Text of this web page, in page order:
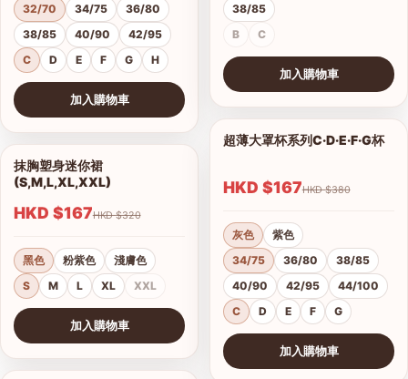
32/70
34/75
36/80
38/85
40/90
42/95
C
D E F G H
加入購物車
查看圖片
抹胸塑身迷你裙
(S,M,L,XL,XXL)
HKD $167 HKD $320
黑色 粉紫色
淺膚色
S
M L XL XXL
加入購物車
查看圖片
38/85
B
C
加入購物車
1/12
查看圖片
超薄大罩杯系列C·D·E·F·G杯
HKD $167 HKD $380
灰色
紫色
34/75
36/80
38/85
40/90
42/95
44/100
C
D E F G
加入購物車
查看圖片